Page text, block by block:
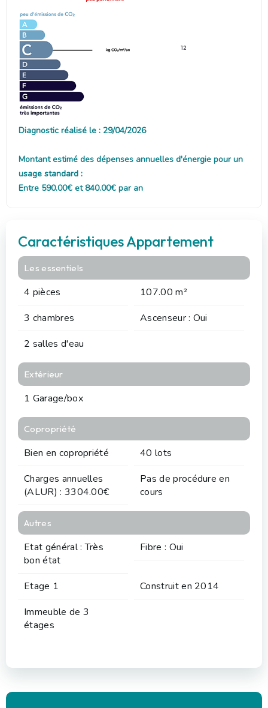
12
Diagnostic réalisé le : 29/04/2026
Montant estimé des dépenses annuelles d'énergie pour un
usage standard :
Entre 590.00€ et 840.00€ par an
Caractéristiques Appartement
Les essentiels
4 pièces
107.00 m²
3 chambres
Ascenseur : Oui
2 salles d'eau
Extérieur
1 Garage/box
Copropriété
Bien en copropriété
40 lots
Charges annuelles
(ALUR) : 3304.00€
Pas de procédure en
cours
Autres
Etat général : Très
bon état
Fibre : Oui
Etage 1
Construit en 2014
Immeuble de 3
étages